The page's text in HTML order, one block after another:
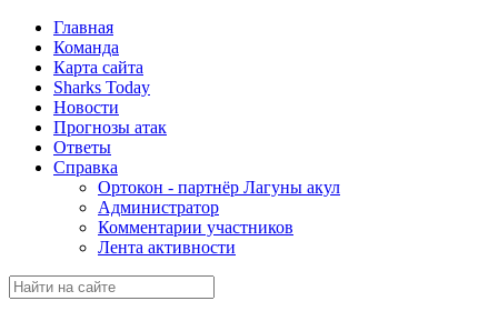
Главная
Команда
Карта сайта
Sharks Today
Новости
Прогнозы атак
Ответы
Справка
Ортокон - партнёр Лагуны акул
Администратор
Комментарии участников
Лента активности